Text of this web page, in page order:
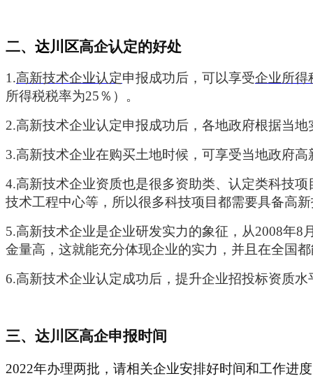
二、 达川区高企认定的好处
1.高新技术企业认定申报成功后，可以享受企业所得
所得税税率为25％ ） 。
2.高新技术企业认定申报成功后，各地政府根据当
3.高新技术企业在购买土地时候，可享受当地政府
4.高新技术企业资质也是很多资助类、认定类科技
技术工程中心等，所以很多科技项目都需要具备高
5.高新技术企业是企业研发实力的象征，从2008年8
金量高，这就能充分体现企业的实力，并且在全国
6.高新技术企业认定成功后，提升企业招投标资质
三、达川区高企申报时间
2022年办理两批，请相关企业安排好时间和工作进